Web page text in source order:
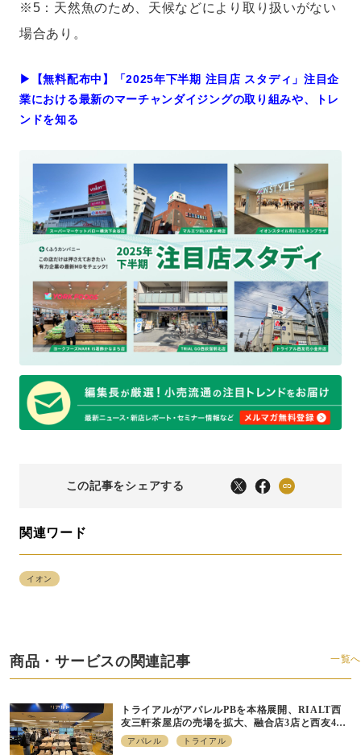
※5：天然魚のため、天候などにより取り扱いがない
場合あり。
▶︎【無料配布中】「2025年下半期 注目店 スタディ」注目企
業における最新のマーチャンダイジングの取り組みや、トレ
ンドを知る
この記事をシェアする
関連ワード
イオン
商品・サービスの関連記事 一覧へ
トライアルがアパレルPBを本格展開、RIALT西
友三軒茶屋店の売場を拡大、融合店3店と西友40
店にも商品導入へ
アパレル トライアル